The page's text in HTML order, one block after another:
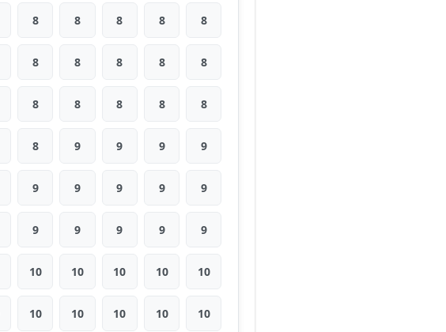
8 8 8 8 8
8 8 8 8 8
8 8 8 8 8
8 9 9 9 9
9 9 9 9 9
9 9 9 9 9
10 10 10 10 10
10 10 10 10 10